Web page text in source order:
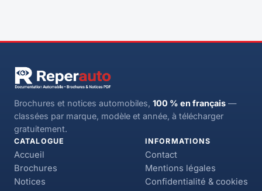
Brochures et notices automobiles, 100 % en français —
classées par marque, modèle et année, à télécharger
gratuitement.
CATALOGUE
Accueil
Brochures
Notices
INFORMATIONS
Contact
Mentions légales
Confidentialité & cookies